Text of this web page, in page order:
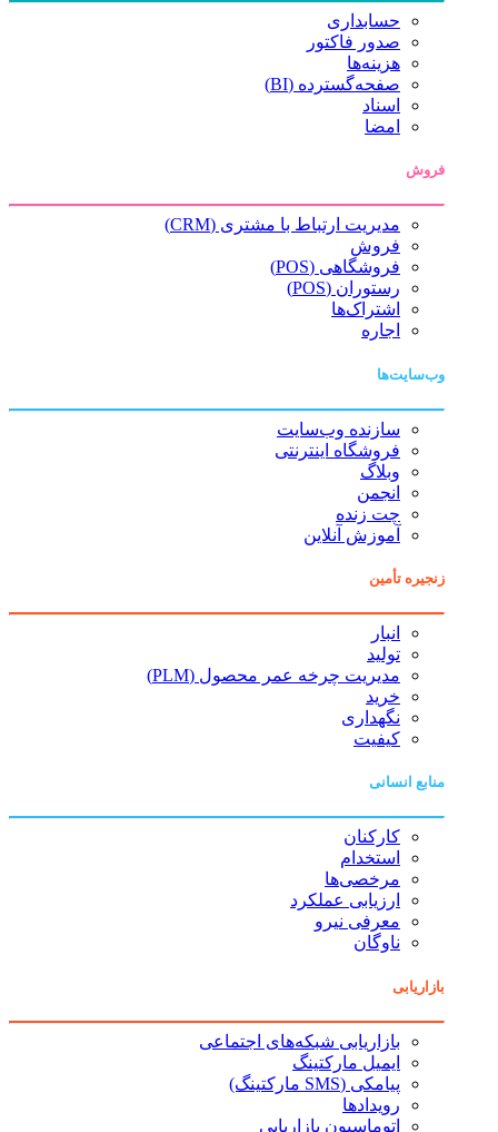
حسابداری
صدور فاکتور
هزینه‌ها
صفحه‌گسترده (BI)
اسناد
امضا
فروش
مدیریت ارتباط با مشتری (CRM)
فروش
فروشگاهی (POS)
رستوران (POS)
اشتراک‌ها
اجاره
وب‌سایت‌ها
سازنده وب‌سایت
فروشگاه اینترنتی
وبلاگ
انجمن
چت زنده
آموزش آنلاین
زنجیره تأمین
انبار
تولید
مدیریت چرخه عمر محصول (PLM)
خرید
نگهداری
کیفیت
منابع انسانی
کارکنان
استخدام
مرخصی‌ها
ارزیابی عملکرد
معرفی نیرو
ناوگان
بازاریابی
بازاریابی شبکه‌های اجتماعی
ایمیل مارکتینگ
پیامکی (SMS مارکتینگ)
رویدادها
اتوماسیون بازاریابی